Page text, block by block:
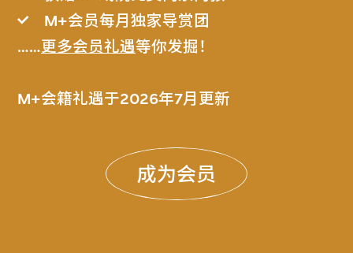
M+会员每月独家导赏团
……更多会员礼遇等你发掘！
M+会籍礼遇于2026年7月更新
成为会员